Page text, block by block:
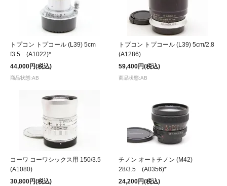
トプコン トプコール (L39) 5cm
f3.5 (A1022)*
44,000円(税込)
商品状態:AB
トプコン トプコール (L39) 5cm/2.8
(A1286)
59,400円(税込)
商品状態:AB
コーワ コーワシックス用 150/3.5
(A1080)
30,800円(税込)
チノン オートチノン (M42)
28/3.5 (A0356)*
24,200円(税込)